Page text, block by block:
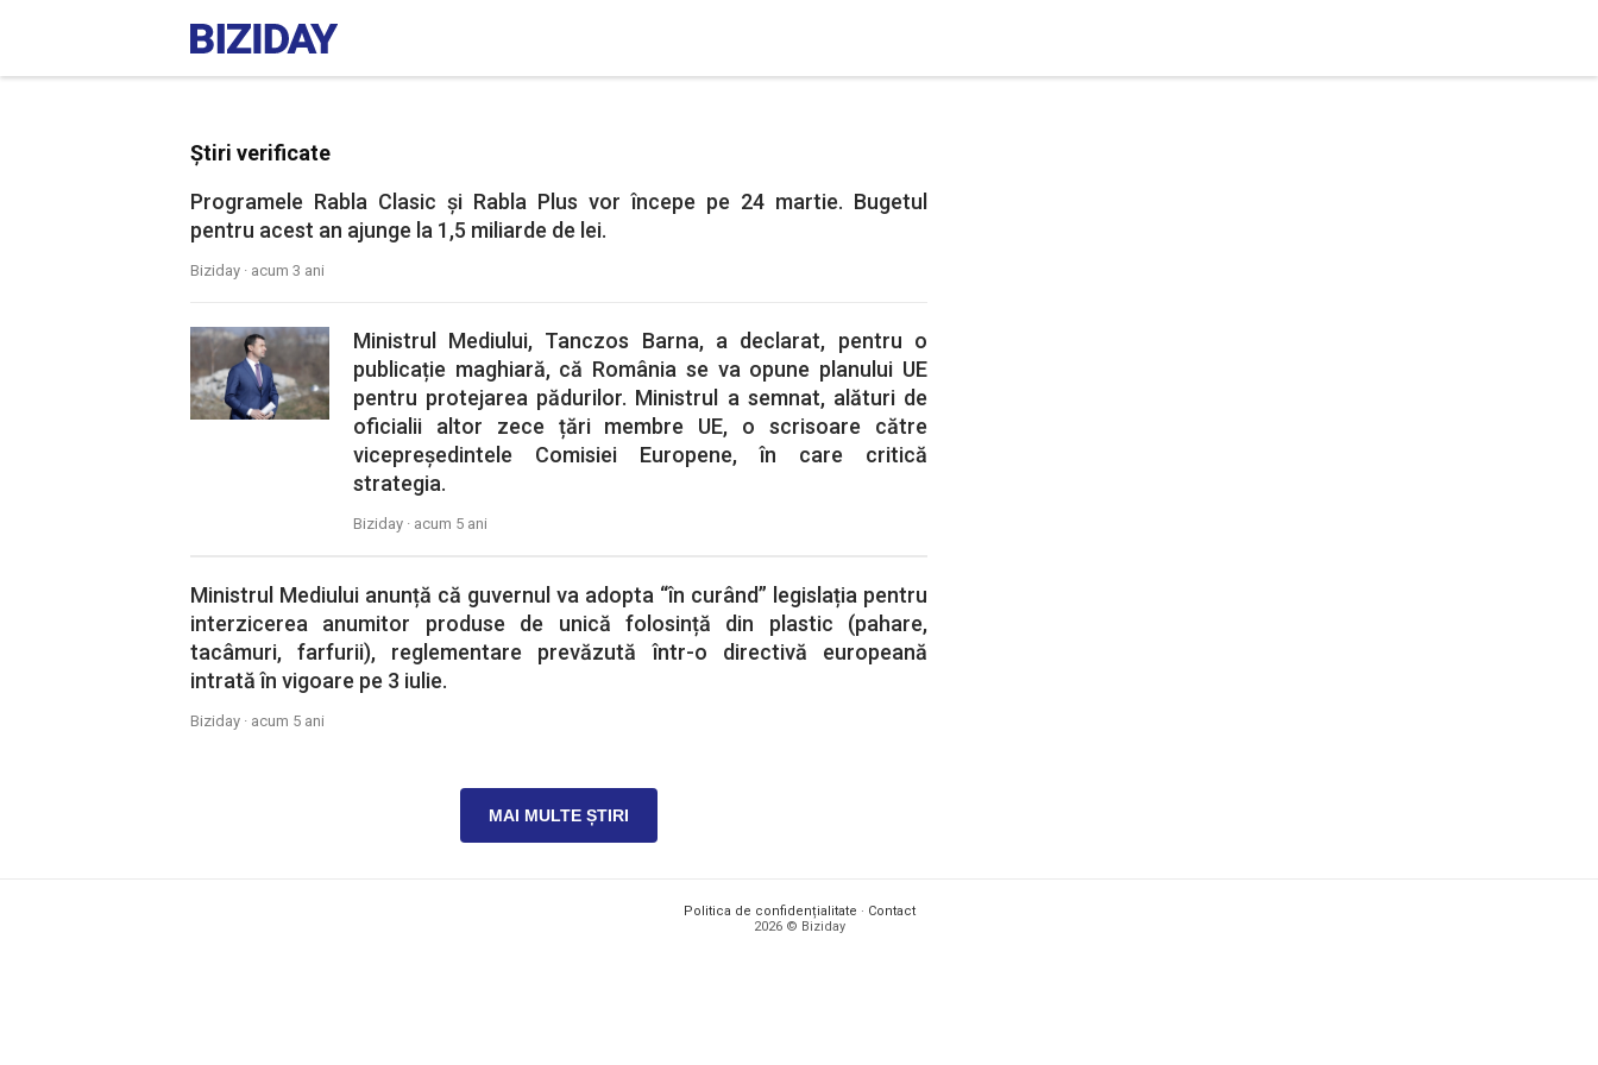
Știri verificate
Programele Rabla Clasic și Rabla Plus vor începe pe 24 martie. Bugetul
pentru acest an ajunge la 1,5 miliarde de lei.
Biziday · acum 3 ani
Ministrul Mediului, Tanczos Barna, a declarat, pentru o
publicație maghiară, că România se va opune planului UE
pentru protejarea pădurilor. Ministrul a semnat, alături de
oficialii altor zece țări membre UE, o scrisoare către
vicepreședintele Comisiei Europene, în care critică
strategia.
Biziday · acum 5 ani
Ministrul Mediului anunță că guvernul va adopta “în curând” legislația pentru
interzicerea anumitor produse de unică folosință din plastic (pahare,
tacâmuri, farfurii), reglementare prevăzută într-o directivă europeană
intrată în vigoare pe 3 iulie.
Biziday · acum 5 ani
MAI MULTE ȘTIRI
Politica de confidențialitate · Contact
2026 © Biziday